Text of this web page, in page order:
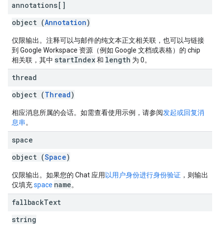
annotations[]
object (Annotation)
仅限输出。注释可以与邮件的纯文本正文相关联，也可以与链接
到 Google Workspace 资源（例如 Google 文档或表格）的 chip
相关联，其中 startIndex和 length 为 0。
thread
object (Thread)
相应消息所属的会话。如需查看使用示例，请参阅发起或回复消
息串。
space
object (Space)
仅限输出。如果您的 Chat 应用 以用户身份进行身份验证 ，则输出
仅填充space name。
fallbackText
string